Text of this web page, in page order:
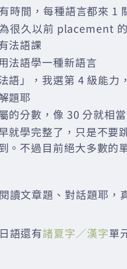
時間，每種語言都來 1
很久以前 placement 的
法語課
法語學一種新語言
法語」，我選第 4 級能
題耶
的分數，像 30 分就相
就學完整了，只是不要
。不過目前絕大多數的
讀文章題、對話題耶，
語還有諸夏字／漢字單